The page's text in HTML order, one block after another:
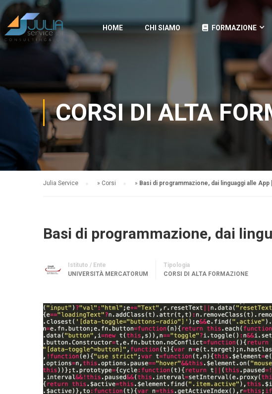
HOME CHI SIAMO FORMAZIONE
CORSI DI ALTA
Julia Service » Corsi » Basi di programmazione, dai linguaggi alle App
Basi di programmazione, dai
Istituto / Ente
UNIVERSITÀ MERCATORUM
Tipologia
CORSI DI ALTA FORMAZIONE